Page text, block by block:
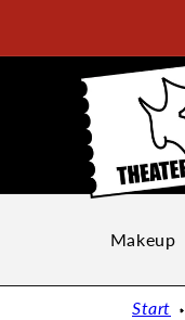
Makeup
Start